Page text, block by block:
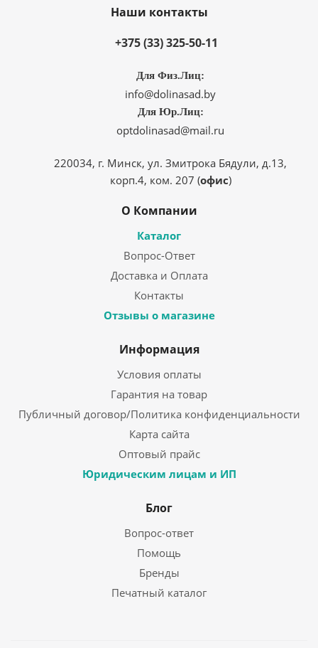
Наши контакты
+375 (33) 325-50-11
Для Физ.Лиц:
info@dolinasad.by
Для Юр.Лиц:
optdolinasad@mail.ru
220034, г. Минск, ул. Змитрока Бядули, д.13,
корп.4, ком. 207 (офис)
О Компании
Каталог
Вопрос-Ответ
Доставка и Оплата
Контакты
Отзывы о магазине
Информация
Условия оплаты
Гарантия на товар
Публичный договор/Политика конфиденциальности
Карта сайта
Оптовый прайс
Юридическим лицам и ИП
Блог
Вопрос-ответ
Помощь
Бренды
Печатный каталог